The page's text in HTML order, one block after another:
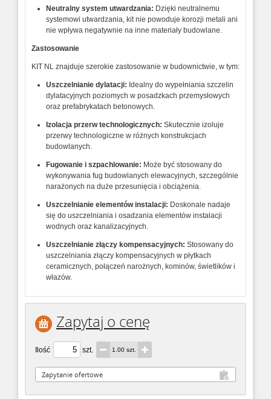
Neutralny system utwardzania: Dzięki neutralnemu
systemowi utwardzania, kitnie powoduje korozji metali ani
nie wpływa negatywnie na inne materiały budowlane.
Zastosowanie
KIT NL znajduje szerokie zastosowanie w budownictwie, w tym:
Uszczelnianie dylatacji: Idealny do wypełniania szczelin
dylatacyjnych poziomych w posadzkach przemysłowych
oraz prefabrykatach betonowych.
Izolacja przerwtechnologicznych: Skutecznie izoluje
przerwy technologiczne w różnych konstrukcjach
budowlanych.
Fugowanie i szpachlowanie: Może być stosowany do
wykonywania fug budowlanych elewacyjnych, szczególnie
narażonych na duże przesunięcia i obciążenia.
Uszczelnianie elementówinstalacji: Doskonale nadaje
się do uszczelniania i osadzania elementów instalacji
wodnych oraz kanalizacyjnych.
Uszczelnianie złączy kompensacyjnych: Stosowany do
uszczelniania złączy kompensacyjnych w płytkach
ceramicznych, połączeń narożnych, kominów, świetlików i
włazów.
Zapytaj o cenę
Ilość szt. 1.00 szt.